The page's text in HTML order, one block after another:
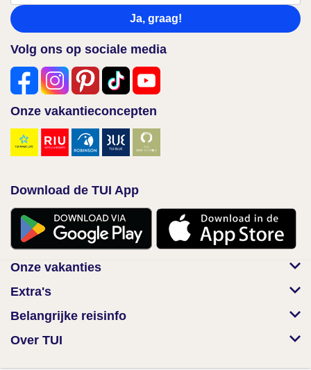
Ja, graag!
Volg ons op sociale media
Onze vakantieconcepten
Download de TUI App
Onze vakanties
Extra's
Belangrijke reisinfo
Over TUI